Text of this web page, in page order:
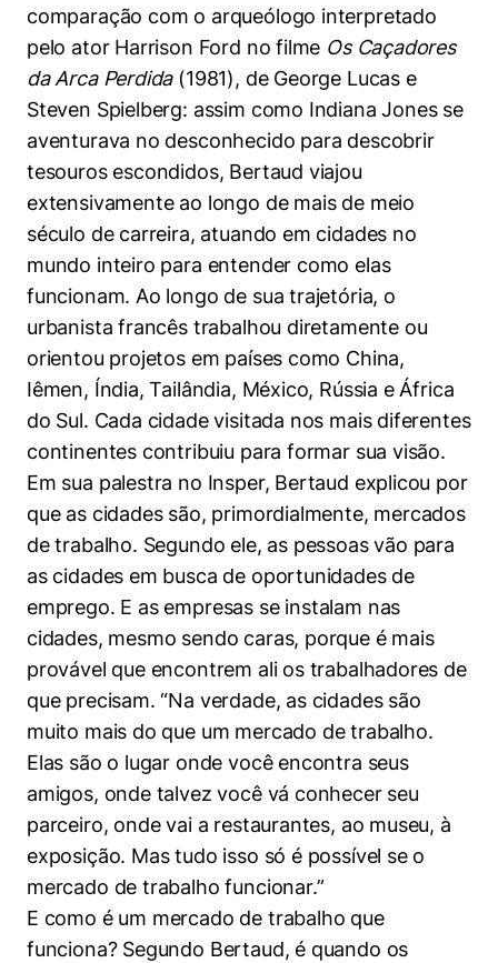
comparação com o arqueólogo interpretado
pelo ator Harrison Ford no filme Os Caçadores
da Arca Perdida(1981), de George Lucas e
Steven Spielberg: assim como Indiana Jones se
aventurava no desconhecido para descobrir
tesouros escondidos, Bertaud viajou
extensivamente ao longo de mais de meio
século de carreira, atuando em cidades no
mundo inteiro para entender como elas
funcionam. Ao longo de sua trajetória, o
urbanista francês trabalhou diretamente ou
orientou projetos em países como China,
Iêmen, Índia, Tailândia, México, Rússia e África
do Sul. Cada cidade visitada nos mais diferentes
continentes contribuiu para formar sua visão.
Em sua palestra no Insper, Bertaud explicou por
que as cidades são, primordialmente, mercados
de trabalho. Segundo ele, as pessoas vão para
as cidades em busca de oportunidades de
emprego. E as empresas se instalam nas
cidades, mesmo sendo caras, porque é mais
provável que encontrem ali os trabalhadores de
que precisam. “Na verdade, as cidades são
muito mais do que um mercado de trabalho.
Elas são o lugar onde você encontra seus
amigos, onde talvez você vá conhecer seu
parceiro, onde vai a restaurantes, ao museu, à
exposição. Mas tudo isso só é possível se o
mercado de trabalho funcionar.”
E como é um mercado de trabalho que
funciona? Segundo Bertaud, é quando os